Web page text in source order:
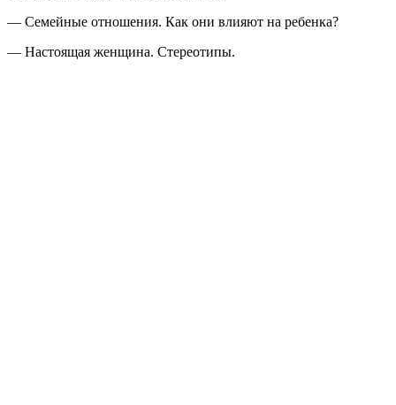
— Семейные отношения. Как они влияют на ребенка?
— Настоящая женщина. Стереотипы.